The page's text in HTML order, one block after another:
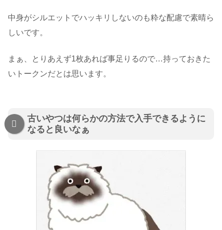
中身がシルエットでハッキリしないのも粋な配慮で素晴ら
しいです。
まぁ、とりあえず1枚あれば事足りるので…持っておきた
いトークンだとは思います。
古いやつは何らかの方法で入手できるように
なると良いなぁ